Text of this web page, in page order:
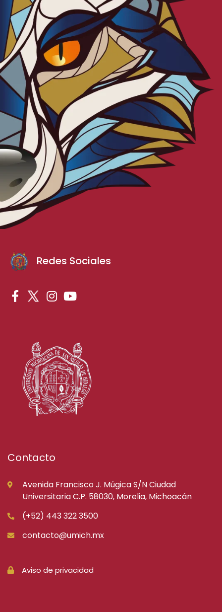
Redes Sociales
Contacto
Avenida Francisco J. Múgica S/N Ciudad
Universitaria C.P. 58030, Morelia, Michoacán
(+52) 443 322 3500
contacto@umich.mx
Aviso de privacidad